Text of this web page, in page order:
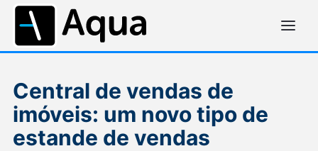
Central de vendas de
imóveis: um novo tipo de
estande de vendas